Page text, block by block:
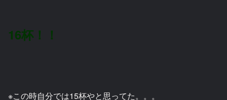
16杯！！
※この時自分では15杯やと思ってた。。。